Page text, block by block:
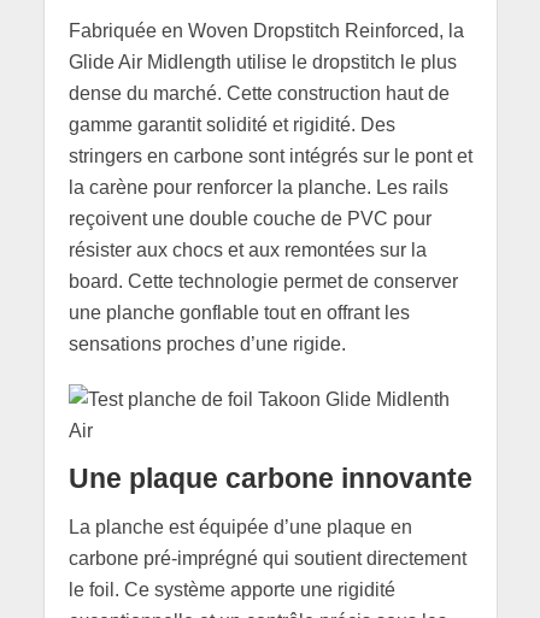
Fabriquée en Woven Dropstitch Reinforced, la
Glide Air Midlength utilise le dropstitch le plus
dense du marché. Cette construction haut de
gamme garantit solidité et rigidité. Des
stringers en carbone sont intégrés sur le pont et
la carène pour renforcer la planche. Les rails
reçoivent une double couche de PVC pour
résister aux chocs et aux remontées sur la
board. Cette technologie permet de conserver
une planche gonflable tout en offrant les
sensations proches d’une rigide.
Une plaque carbone innovante
La planche est équipée d’une plaque en
carbone pré-imprégné qui soutient directement
le foil. Ce système apporte une rigidité